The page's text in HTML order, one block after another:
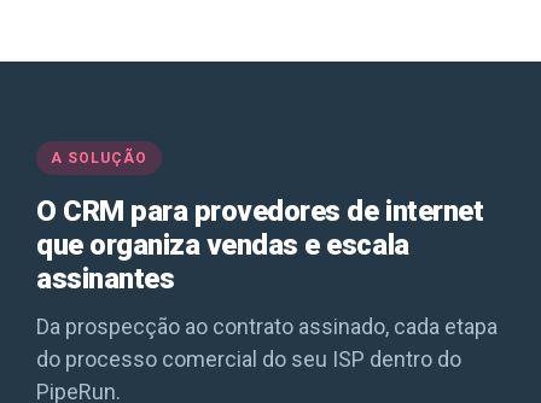
A SOLUÇÃO
O CRM para provedores de internet
que organiza vendas e escala
assinantes
Da prospecção ao contrato assinado, cada etapa
do processo comercial do seu ISP dentro do
PipeRun.